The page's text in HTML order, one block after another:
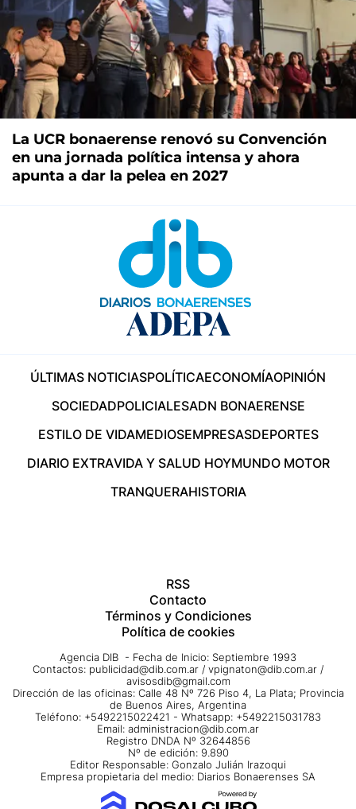
La UCR bonaerense renovó su Convención
en una jornada política intensa y ahora
apunta a dar la pelea en 2027
ÚLTIMAS NOTICIASPOLÍTICAECONOMÍAOPINIÓN
SOCIEDADPOLICIALESADN BONAERENSE
ESTILO DE VIDAMEDIOSEMPRESASDEPORTES
DIARIO EXTRAVIDA Y SALUD HOYMUNDO MOTOR
TRANQUERAHISTORIA
RSS
Contacto
Términos y Condiciones
Política de cookies
Agencia DIB - Fecha de Inicio: Septiembre 1993
Contactos: publicidad@dib.com.ar / vpignaton@dib.com.ar /
avisosdib@gmail.com
Dirección de las oficinas: Calle 48 Nº 726 Piso 4, La Plata; Provincia
de Buenos Aires, Argentina
Teléfono: +5492215022421 - Whatsapp: +5492215031783
Email: administracion@dib.com.ar
Registro DNDA Nº 32644856
Nº de edición: 9.890
Editor Responsable: Gonzalo Julián Irazoqui
Empresa propietaria del medio: Diarios Bonaerenses SA